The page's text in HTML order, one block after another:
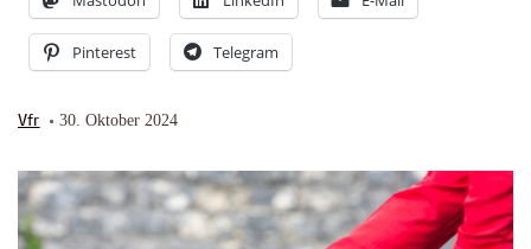
Pinterest Telegram
Vfr 30. Oktober 2024